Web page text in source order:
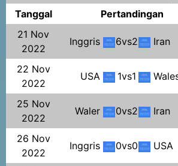
Tanggal
Pertandingan
21 Nov
2022
Inggris 6vs2 Iran
22 Nov
2022
USA 1vs1
25 Nov
2022
Waler 0vs2 Iran
26 Nov
2022
Inggris 0vs0 USA